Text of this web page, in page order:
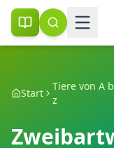
Start
Tiere von A
z